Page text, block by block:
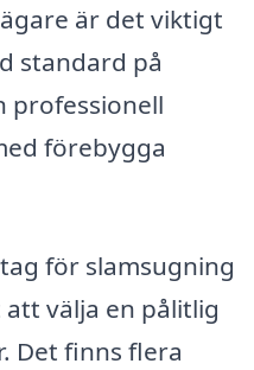
är det viktigt
standard på
professionell
förebygga
för slamsugning
välja en pålitlig
Det finns flera